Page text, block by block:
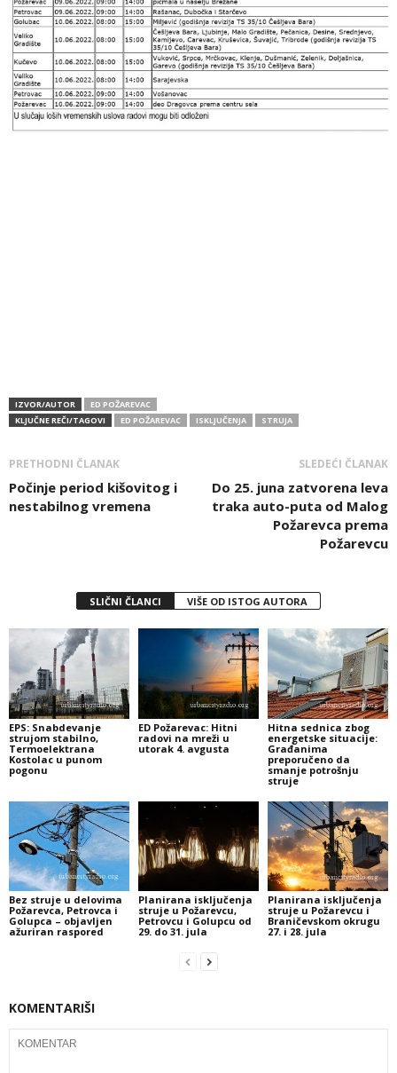
IZVOR/AUTOR
ED POŽAREVAC
KLJUČNE REČI/TAGOVI
ED POŽAREVAC ISKLJUČENJA STRUJA
PRETHODNI ČLANAK
Počinje period kišovitog i
nestabilnog vremena
SLEDEĆI ČLANAK
Do 25. juna zatvorena leva
traka auto-puta od Malog
Požarevca prema
Požarevcu
SLIČNI ČLANCI VIŠE OD ISTOG AUTORA
EPS: Snabdevanje
strujom stabilno,
Termoelektrana
Kostolac u punom
pogonu
ED Požarevac: Hitni
radovi na mreži u
utorak 4. avgusta
Hitna sednica zbog
energetske situacije:
Građanima
preporučeno da
smanje potrošnju
struje
Bez struje u delovima
Požarevca, Petrovca i
Golupca – objavljen
ažuriran raspored
Planirana isključenja
struje u Požarevcu,
Petrovcu i Golupcu od
29. do 31. jula
Planirana isključenja
struje u Požarevcu i
Braničevskom okrugu
27. i 28. jula
KOMENTARIŠI